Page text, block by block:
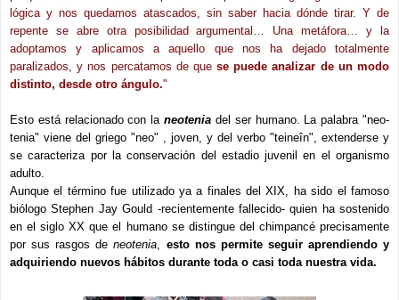
lógica y nos quedamos atascados, sin saber hacia dónde tirar. Y de
repente se abre otra posibilidad argumental… Una metáfora… y la
adoptamos y aplicamos a aquello que nos ha dejado totalmente
paralizados, y nos percatamos de quese puede analizar de un modo
distinto, desde otro ángulo."
Esto está relacionado con laneotenia del ser humano. La palabra "neo-
tenia" viene del griego "neo" , joven, y del verbo "teineîn", extenderse y
se caracteriza por la conservación del estadio juvenil en el organismo
adulto.
Aunque el término fue utilizado ya a finales del XIX, ha sido el famoso
biólogo Stephen Jay Gould -recientemente fallecido- quien ha sostenido
en el siglo XX que el humano se distingue del chimpancé precisamente
por sus rasgos deneotenia, esto nos permite seguir aprendiendo y
adquiriendo nuevos hábitos durante toda o casi toda nuestra vida.